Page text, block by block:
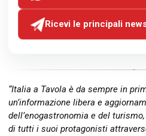
Ricevi le principali
“Italia a Tavola è da sempre in
un’informazione libera e
dell’enogastronomia e del
di tutti i suoi protagonisti